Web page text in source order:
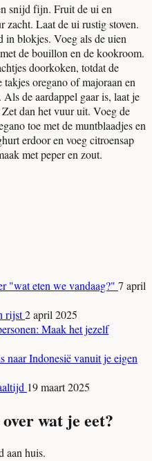
snijd fijn. Fruit de ui en
Laat de ui rustig stoven.
in blokjes. Voeg als de uien
de bouillon en de kookroom.
doorkoken, totdat de
oregano of majoraan en
de aardappel gaar is, laat je
dan het vuur uit. Voeg de
toe met de muntblaadjes en
erdoor en voeg citroensap
met peper en zout.
"wat eten we vandaag?" 7 april
rijst2 april 2025
Maak het jezelf
naar Indonesië vanuit je eigen
19 maart 2025
wat je eet?
aan huis.